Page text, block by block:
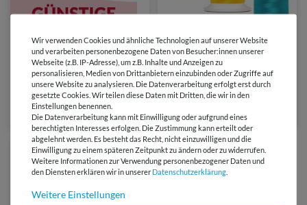
288 Farben
5,95 €
1000 Meter | 0,60 € / 100 Meter
Gütermann Stickgarn Super
Brite 40 - 1000m
Wir verwenden Cookies und ähnliche Technologien auf unserer Website
und verarbeiten personenbezogene Daten von Besucher:innen unserer
Webseite (z.B. IP-Adresse), um z.B. Inhalte und Anzeigen zu
personalisieren, Medien von Drittanbietern einzubinden oder Zugriffe auf
unsere Website zu analysieren. Die Datenverarbeitung erfolgt erst durch
gesetzte Cookies. Wir teilen diese Daten mit Dritten, die wir in den
Einstellungen benennen.
Die Datenverarbeitung kann mit Einwilligung oder aufgrund eines
berechtigten Interesses erfolgen. Die Zustimmung kann erteilt oder
abgelehnt werden. Es besteht das Recht, nicht einzuwilligen und die
Einwilligung zu einem späteren Zeitpunkt zu ändern oder zu widerrufen.
Weitere Informationen zur Verwendung personenbezogener Daten und
den Diensten erklären wir in unserer Daten­schutz­erklärung
Weitere Einstellungen